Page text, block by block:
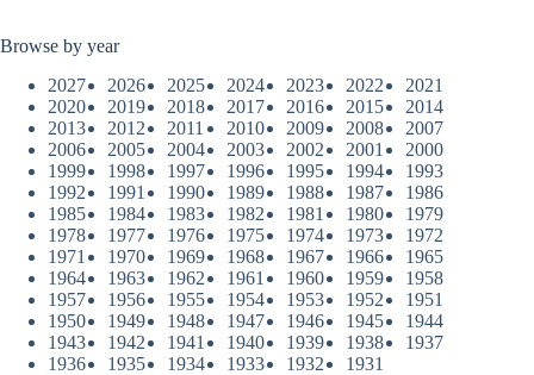
Browse by year
2027
2026 2025 2024 2023 2022
2021
2020
2019 2018 2017 2016 2015
2014
2013
2012 2011 2010 2009 2008
2007
2006
2005 2004 2003 2002 2001
2000
1999
1998 1997 1996 1995 1994
1993
1992
1991 1990 1989 1988 1987
1986
1985
1984 1983 1982 1981 1980
1979
1978
1977 1976 1975 1974 1973
1972
1971
1970 1969 1968 1967 1966
1965
1964
1963 1962 1961 1960 1959
1958
1957
1956 1955 1954 1953 1952
1951
1950
1949 1948 1947 1946 1945
1944
1943
1942 1941 1940 1939 1938
1937
1936
1935 1934 1933 1932 1931